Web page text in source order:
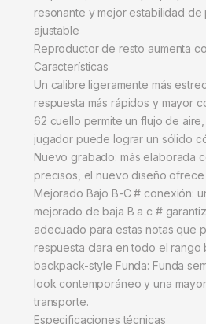
resonante y mejor estabilidad de
ajustable
Reproductor de resto aumenta
Características
Un calibre ligeramente más
respuesta más rápidos y mayor
62 cuello permite un flujo de
jugador puede lograr un sólido
Nuevo grabado: más elaborada
precisos, el nuevo diseño
Mejorado Bajo B-C # conexión:
mejorado de baja B a c #
adecuado para estas notas que
respuesta clara en todo el rango
backpack-style Funda: Funda
look contemporáneo y una
transporte.
Especificaciones técnicas